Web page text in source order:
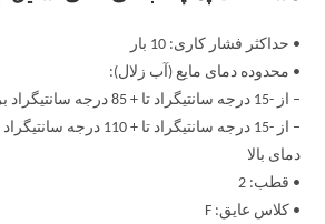
• حداکثر فشار کاری: 10 بار
• محدوده دمای مایع (آب زلال):
– از -15 درجه سانتیگراد تا + 85 درجه سانتیگراد برای نسخه استاندارد،
– از -15 درجه سانتیگراد تا
دمای بالا
• قطب: 2
• کلاس عایق: F